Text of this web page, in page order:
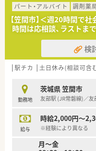
<薬剤師の仕事>
■主な仕事は薬局内で
師として食から介護
ことも魅力です。
■ワークスケジュー
ポートをしています。
■地域に立地する面薬
需しており、面分業で
<働き方について>
■ライフスタイルに合
■就業時間も薬局の営
ランスを保つことが可
くチャンスがあり｢1～
パート・アルバイト
調剤薬
【笠間市】＜週20時間で
時間は応相談、ラストま
検
駅チカ 土日休み(相談可含
勤務地
茨城県 笠間市
友部駅 (JR常磐線)／友
給与
時給2,000円～
※経験により異なる
月～金